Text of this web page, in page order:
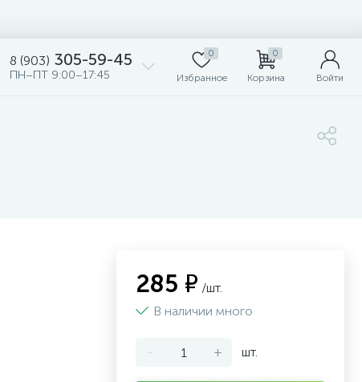
8 (903) 305-59-45
ПН–ПТ 9:00–17:45
0
Избранное
0
Корзина Войти
285 ₽ /шт.
В наличии много
- + шт.